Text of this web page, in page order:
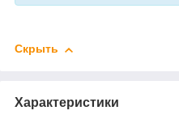
Скрыть
Характеристики